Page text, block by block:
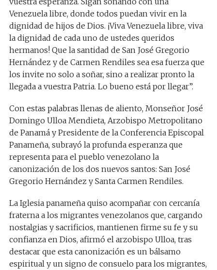
Venezuela libre, donde todos puedan vivir en la
dignidad de hijos de Dios. ¡Viva Venezuela libre, viva
la dignidad de cada uno de ustedes queridos
hermanos! Que la santidad de San José Gregorio
Hernández y de Carmen Rendiles sea esa fuerza que
los invite no solo a soñar, sino a realizar pronto la
llegada a vuestra Patria. Lo bueno está por llegar”.
Con estas palabras llenas de aliento, Monseñor José
Domingo Ulloa Mendieta, Arzobispo Metropolitano
de Panamá y Presidente de la Conferencia Episcopal
Panameña, subrayó la profunda esperanza que
representa para el pueblo venezolano la
canonización de los dos nuevos santos: San José
Gregorio Hernández y Santa Carmen Rendiles.
La Iglesia panameña quiso acompañar con cercanía
fraterna a los migrantes venezolanos que, cargando
nostalgias y sacrificios, mantienen firme su fe y su
confianza en Dios, afirmó el arzobispo Ulloa, tras
destacar que esta canonización es un bálsamo
espiritual y un signo de consuelo para los migrantes,